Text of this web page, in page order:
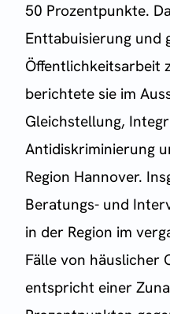
50 Prozentpunkte.
Enttabuisierung und
Öffentlichkeitsarbeit
berichtete sie im
Gleichstellung,
Antidiskriminierung
Region Hannover.
Beratungs- und
in der Region im
Fälle von häuslicher
entspricht einer